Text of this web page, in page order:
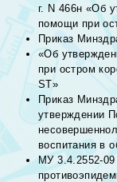
г. N 466н «Об
помощи при
Приказ
«Об
при остром
ST»
Приказ
утверждении
воспитания в
МУ 3.4.2552-09